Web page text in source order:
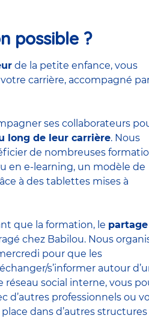
possible ?
de la petite enfance, vous
carrière, accompagné
ses collaborateurs
long de leur carrière. Nous
de nombreuses
en e-learning, un modèle de
à des tablettes mises à
que la formation, le partage
chez Babilou. Nous
pour que les
s’informer autour
social interne, vous
d’autres professionnels ou
dans d’autres structures